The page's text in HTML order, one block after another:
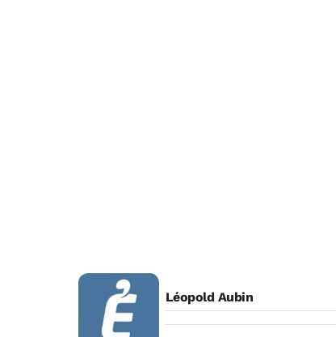
Léopold Aubin